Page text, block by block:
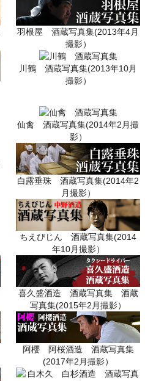
羽根屋 酒蔵写真集(2013年4月
撮影）
川鶴 酒蔵写真集(2013年10月
撮影）
仙禽 酒蔵写真集(2014年2月撮
影）
白露垂珠 酒蔵写真集(2014年2
月撮影）
ちえびじん 酒蔵写真集(2014
年10月撮影）
喜久盛酒造 酒蔵写真集 酒蔵
写真集(2015年2月撮影）
阿櫻 阿桜酒造 酒蔵写真集
(2017年2月撮影）